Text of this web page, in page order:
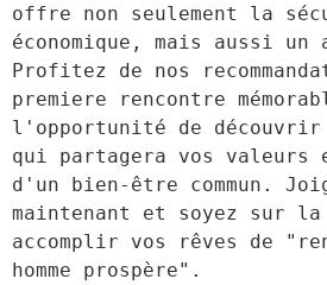
offre non seulement la
économique, mais aussi un
Profitez de nos
premiere rencontre
l'opportunité de découvrir
qui partagera vos valeurs
d'un bien-être commun.
maintenant et soyez sur
accomplir vos rêves de